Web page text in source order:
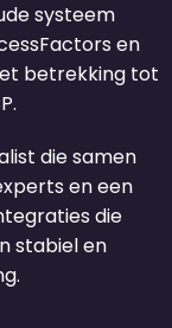
systeem
en
betrekking tot
die samen
en een
die
stabiel en